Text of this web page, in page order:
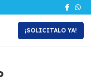
¡SOLICITALO YA!